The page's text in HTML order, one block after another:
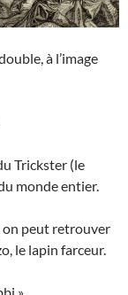
à l’image
Trickster (le
monde entier.
on peut retrouver
le lapin farceur.